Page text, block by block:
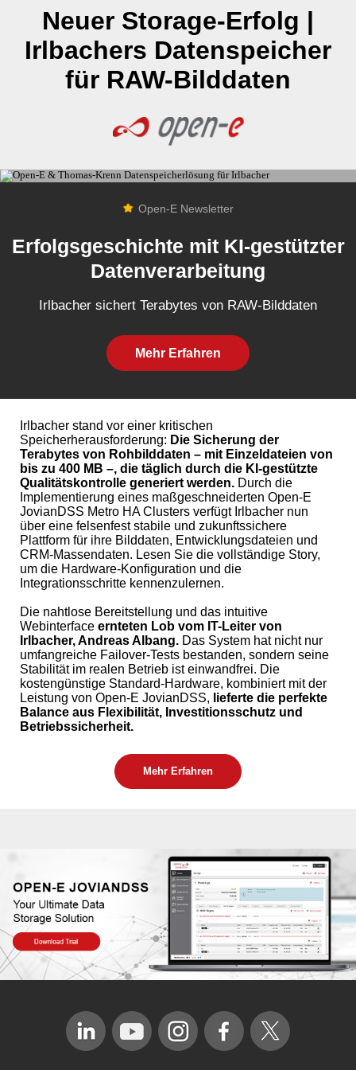
Neuer Storage-Erfolg |
Irlbachers Datenspeicher
für RAW-Bilddaten
Open-E Newsletter
Erfolgsgeschichte mit KI-gestützter
Datenverarbeitung
Irlbacher sichert Terabytes von RAW-Bilddaten
Mehr Erfahren
Irlbacher stand vor einer kritischen
Speicherherausforderung: Die Sicherung der
Terabytes von Rohbilddaten – mit Einzeldateien von
bis zu 400 MB –, die täglich durch die KI-gestützte
Qualitätskontrolle generiert werden. Durch die
Implementierung eines maßgeschneiderten Open-E
JovianDSS Metro HA Clusters verfügt Irlbacher nun
über eine felsenfest stabile und zukunftssichere
Plattform für ihre Bilddaten, Entwicklungsdateien und
CRM-Massendaten. Lesen Sie die vollständige Story,
um die Hardware-Konfiguration und die
Integrationsschritte kennenzulernen.
Die nahtlose Bereitstellung und das intuitive
Webinterface ernteten Lob vom IT-Leiter von
Irlbacher, Andreas Albang. Das System hat nicht nur
umfangreiche Failover-Tests bestanden, sondern seine
Stabilität im realen Betrieb ist einwandfrei. Die
kostengünstige Standard-Hardware, kombiniert mit der
Leistung von Open-E JovianDSS, lieferte die perfekte
Balance aus Flexibilität, Investitionsschutz und
Betriebssicherheit.
Mehr Erfahren